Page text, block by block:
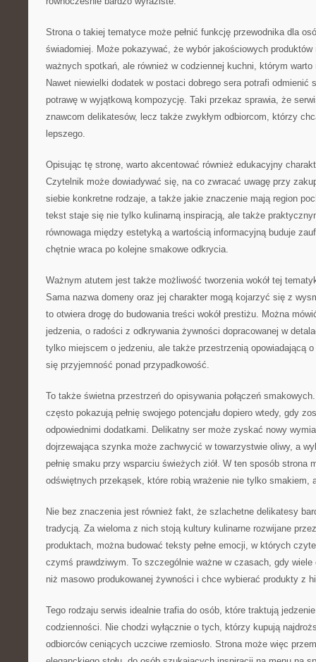
Strona o takiej tematyce może pełnić funkcję przewodnika dla
świadomiej. Może pokazywać, że wybór jakościowych
ważnych spotkań, ale również w codziennej kuchni, którym
Nawet niewielki dodatek w postaci dobrego sera potrafi odmienić
potrawę w wyjątkową kompozycję. Taki przekaz sprawia, że
znawcom delikatesów, lecz także zwykłym odbiorcom, którzy
lepszego.
Opisując tę stronę, warto akcentować również edukacyjny
Czytelnik może dowiadywać się, na co zwracać uwagę przy
siebie konkretne rodzaje, a także jakie znaczenie mają region
tekst staje się nie tylko kulinarną inspiracją, ale także
równowaga między estetyką a wartością informacyjną buduje
chętnie wraca po kolejne smakowe odkrycia.
Ważnym atutem jest także możliwość tworzenia wokół tej
Sama nazwa domeny oraz jej charakter mogą kojarzyć się z
to otwiera drogę do budowania treści wokół prestiżu. Można
jedzenia, o radości z odkrywania żywności dopracowanej w
tylko miejscem o jedzeniu, ale także przestrzenią opowiadającą
się przyjemność ponad przypadkowość.
To także świetna przestrzeń do opisywania połączeń
często pokazują pełnię swojego potencjału dopiero wtedy, gdy
odpowiednimi dodatkami. Delikatny ser może zyskać nowy
dojrzewająca szynka może zachwycić w towarzystwie oliwy, a
pełnię smaku przy wsparciu świeżych ziół. W ten sposób strona
odświętnych przekąsek, które robią wrażenie nie tylko smakiem,
Nie bez znaczenia jest również fakt, że szlachetne delikatesy
tradycją. Za wieloma z nich stoją kultury kulinarne rozwijane
produktach, można budować teksty pełne emocji, w których
czymś prawdziwym. To szczególnie ważne w czasach, gdy
niż masowo produkowanej żywności i chce wybierać produkty z
Tego rodzaju serwis idealnie trafia do osób, które traktują
codzienności. Nie chodzi wyłącznie o tych, którzy kupują
odbiorców ceniących uczciwe rzemiosło. Strona może więc